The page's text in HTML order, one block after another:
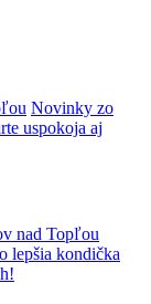
Novinky zo
uspokoja aj
lepšia kondička